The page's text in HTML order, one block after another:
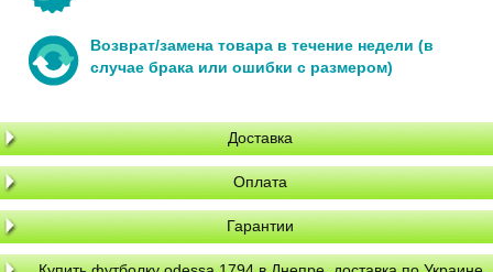
Возврат/замена товара в течение недели (в
случае брака или ошибки с размером)
Доставка
Оплата
Гарантии